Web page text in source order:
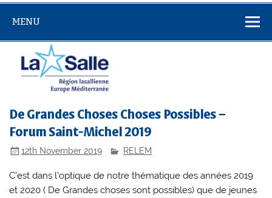
MENU
De Grandes Choses Choses Possibles –
Forum Saint-Michel 2019
12th November 2019 RELEM
C’est dans l’optique de notre thématique des années 2019
et 2020 ( De Grandes choses sont possibles) que de jeunes